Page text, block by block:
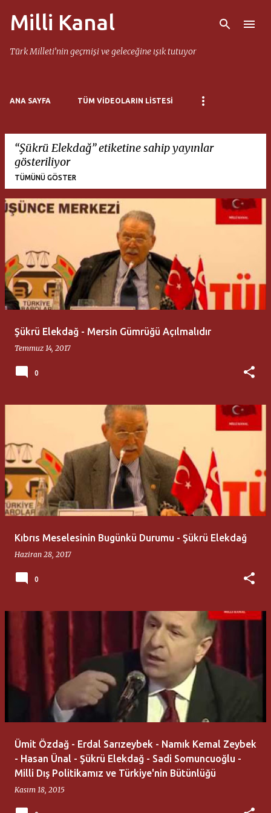
Ana içeriğe atla
Milli Kanal
Türk Milleti’nin geçmişi ve geleceğine ışık tutuyor
ANA SAYFA TÜM VIDEOLARIN LISTESI
Şükrü Elekdağ etiketine sahip yayınlar
gösteriliyor
TÜMÜNÜ GÖSTER
K
t
Şükrü Elekdağ - Mersin Gümrüğü Açılmalıdır
Temmuz 14, 2017
0
Kıbrıs Meselesinin Bugünkü Durumu - Şükrü Elekdağ
Haziran 28, 2017
0
Ümit Özdağ - Erdal Sarızeybek - Namık Kemal Zeybek
- Hasan Ünal - Şükrü Elekdağ - Sadi Somuncuoğlu -
Milli Dış Politikamız ve Türkiye'nin Bütünlüğü
Kasım 18, 2015